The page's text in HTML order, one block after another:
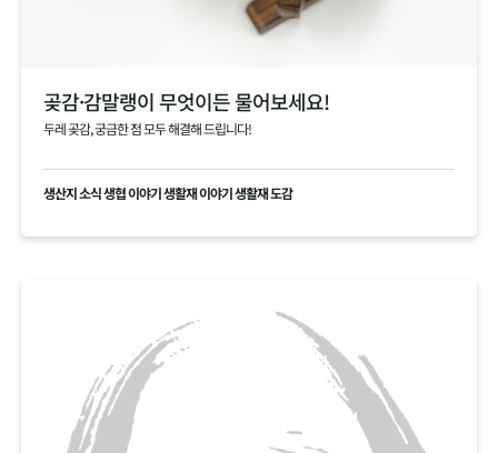
곶감·감말랭이 무엇이든 물어보세요!
두레 곶감, 궁금한 점 모두 해결해 드립니다!
생산지 소식 생협 이야기 생활재 이야기 생활재 도감